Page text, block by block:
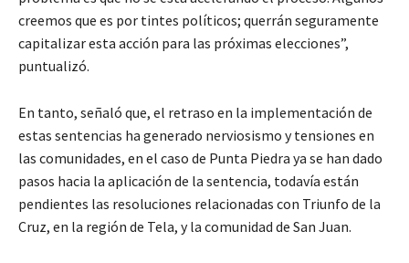
creemos que es por tintes políticos; querrán seguramente
capitalizar esta acción para las próximas elecciones”,
puntualizó.
En tanto, señaló que, el retraso en la implementación de
estas sentencias ha generado nerviosismo y tensiones en
las comunidades, en el caso de Punta Piedra ya se han dado
pasos hacia la aplicación de la sentencia, todavía están
pendientes las resoluciones relacionadas con Triunfo de la
Cruz, en la región de Tela, y la comunidad de San Juan.